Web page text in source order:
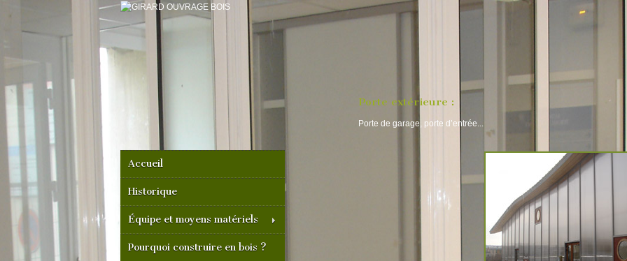
Accueil
Historique
Équipe et moyens matériels
Pourquoi construire en bois ?
Porte extérieure :
Porte de garage, porte d’entrée...